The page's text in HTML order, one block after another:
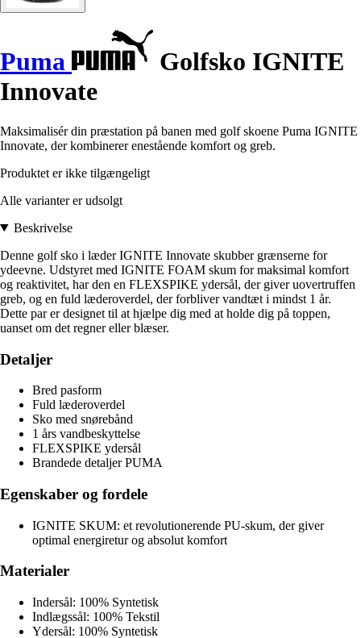
Puma
Golfsko IGNITE
Innovate
Maksimalisér din præstation på banen med golf skoene Puma IGNITE
Innovate, der kombinerer enestående komfort og greb.
Produktet er ikke tilgængeligt
Alle varianter er udsolgt
Beskrivelse
Denne golf sko i læder IGNITE Innovate skubber grænserne for
ydeevne. Udstyret med IGNITE FOAM skum for maksimal komfort
og reaktivitet, har den en FLEXSPIKE ydersål, der giver uovertruffen
greb, og en fuld læderoverdel, der forbliver vandtæt i mindst 1 år.
Dette par er designet til at hjælpe dig med at holde dig på toppen,
uanset om det regner eller blæser.
Detaljer
Bred pasform
Fuld læderoverdel
Sko med snørebånd
1 års vandbeskyttelse
FLEXSPIKE ydersål
Brandede detaljer PUMA
Egenskaber og fordele
IGNITE SKUM: et revolutionerende PU-skum, der giver
optimal energiretur og absolut komfort
Materialer
Indersål: 100% Syntetisk
Indlægssål: 100% Tekstil
Ydersål: 100% Syntetisk